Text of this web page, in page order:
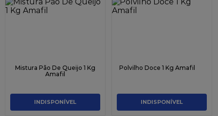
Mistura Pão De Queijo 1 Kg
Amafil
INDISPONÍVEL
Polvilho Doce 1 Kg Amafil
INDISPONÍVEL